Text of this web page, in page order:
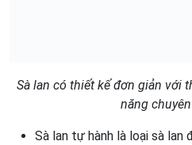
Sà lan có thiết kế đơn giản với
năng
Sà lan tự hành là loại sà